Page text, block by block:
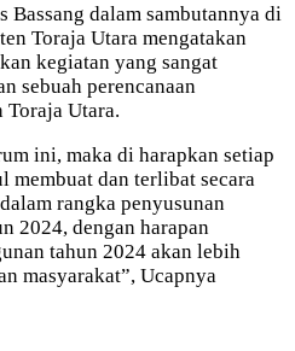
Bassang dalam sambutannya di
Toraja Utara mengatakan
kegiatan yang sangat
sebuah perencanaan
Toraja Utara.
ini, maka di harapkan setiap
membuat dan terlibat secara
rangka penyusunan
2024, dengan harapan
tahun 2024 akan lebih
masyarakat”, Ucapnya